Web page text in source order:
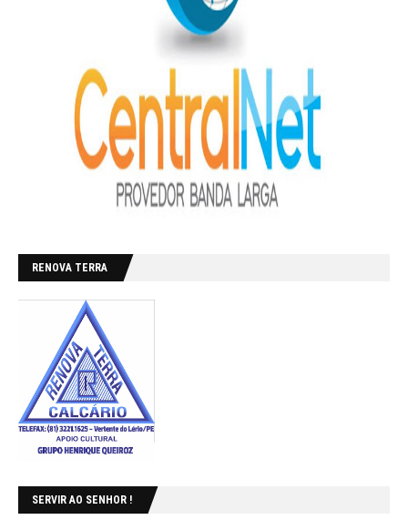
RENOVA TERRA
SERVIR AO SENHOR !